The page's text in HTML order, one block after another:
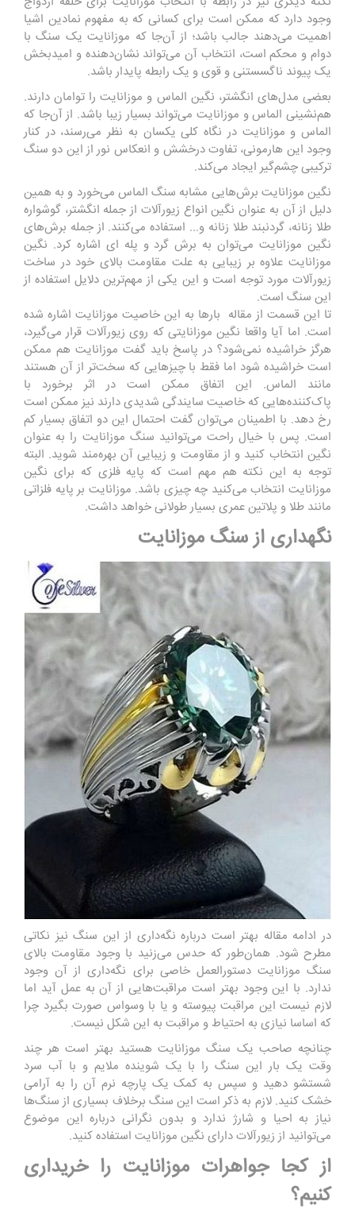
وجود دارد که ممکن است برای کسانی که به مفهوم نمادین اشیا
اهمیت می‌دهند جالب باشد؛ از آن‌جا که موزانایت یک سنگ با
دوام و محکم است، انتخاب آن می‌تواند نشان‌دهنده و امیدبخش
یک پیوند ناگسستنی و قوی و یک رابطه پایدار باشد.
بعضی مدل‌های انگشتر، نگین الماس و موزانایت را توامان دارند.
هم‌نشینی الماس و موزانایت می‌تواند بسیار زیبا باشد. از آن‌جا که
الماس و موزانایت در نگاه کلی یکسان به نظر می‌رسند، در کنار
وجود این هارمونی، تفاوت درخشش و انعکاس نور از این دو سنگ
ترکیبی چشم‌گیر ایجاد می‌کند.
نگین موزانایت برش‌هایی مشابه سنگ الماس می‌خورد و به همین
دلیل از آن به عنوان نگین انواع زیورآلات از جمله انگشتر، گوشواره
طلا زنانه، گردنبند طلا زنانه و... استفاده می‌کنند. از جمله برش‌های
نگین موزانایت می‌توان به برش گرد و پله ای اشاره کرد. نگین
موزانایت علاوه بر زیبایی به علت مقاومت بالای خود در ساخت
زیورآلات مورد توجه است و این یکی از مهم‌ترین دلایل استفاده از
این سنگ است.
تا این‌ قسمت از مقاله بارها به این خاصیت موزانایت اشاره شده
است. اما آیا واقعا نگین موزانایتی که روی زیورآلات قرار می‌گیرد،
هرگز خراشیده نمی‌شود؟ در پاسخ باید گفت موزانایت هم ممکن
است خراشیده شود اما فقط با چیزهایی که سخت‌تر از آن هستند
مانند الماس. این اتفاق ممکن است در اثر برخورد با
پاک‌کننده‌هایی که خاصیت سایندگی شدیدی دارند نیز ممکن است
رخ دهد. با اطمینان می‌توان گفت احتمال این دو اتفاق بسیار کم
است. پس با خیال راحت می‌توانید سنگ موزانایت را به عنوان
نگین انتخاب کنید و از مقاومت و زیبایی آن بهره‌مند شوید. البته
توجه به این نکته هم مهم است که پایه فلزی که برای نگین
موزانایت انتخاب می‌کنید چه چیزی باشد. موزانایت بر پایه فلزاتی
مانند طلا و پلاتین عمری بسیار طولانی خواهد داشت.
نگهداری از سنگ موزانایت
در ادامه مقاله بهتر است درباره نگه‌داری از این سنگ نیز نکاتی
مطرح شود. همان‌طور که حدس می‌زنید با وجود مقاومت بالای
سنگ موزانایت دستورالعمل خاصی برای نگه‌داری از آن وجود
ندارد. با این وجود بهتر است مراقبت‌هایی از آن به عمل آید اما
لازم نیست این مراقبت پیوسته و یا با وسواس صورت بگیرد چرا
که اساسا نیازی به احتیاط و مراقبت به این شکل نیست.
چنانچه صاحب یک سنگ موزانایت هستید بهتر است هر چند
وقت یک بار این سنگ را با یک شوینده ملایم و با آب سرد
شستشو دهید و سپس به کمک یک پارچه نرم آن را به آرامی
خشک کنید. لازم به ذکر است این سنگ برخلاف بسیاری از سنگ‌ها
نیاز به احیا و شارژ ندارد و بدون نگرانی درباره این موضوع
می‌توانید از زیورآلات دارای نگین موزانایت استفاده کنید.
از کجا جواهرات موزانایت را خریداری
کنیم؟